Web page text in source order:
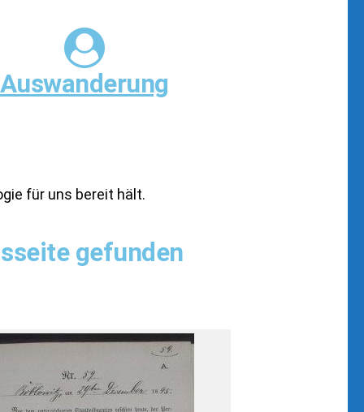
Auswanderung
für uns bereit hält.
gefunden